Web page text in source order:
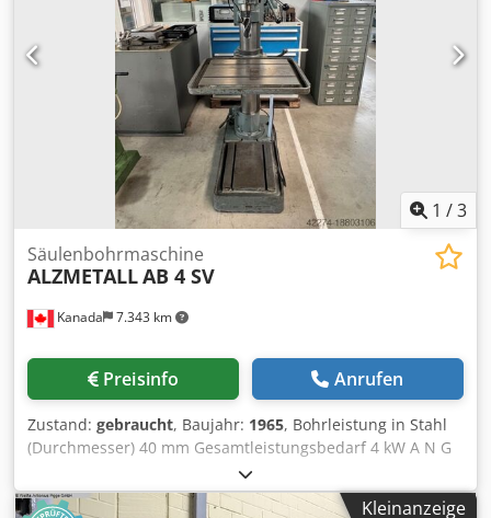
1 /3
Kanada 7.343 km
Säulenbohrmaschine
ALZMETALLAB 4 SV
Preisinfo Anrufen
Zustand: gebraucht, Baujahr: 1965, Bohrleistung in Stahl
(Durchmesser) 40 mm Gesamtleistungsbedarf 4 kW A N G
E B O T Wir können Ihnen unverbindlich ab Lager, Irrtum
und Zwischenverkauf vorbehalten, anbieten : A L Z M E T A
Kleinanzeige